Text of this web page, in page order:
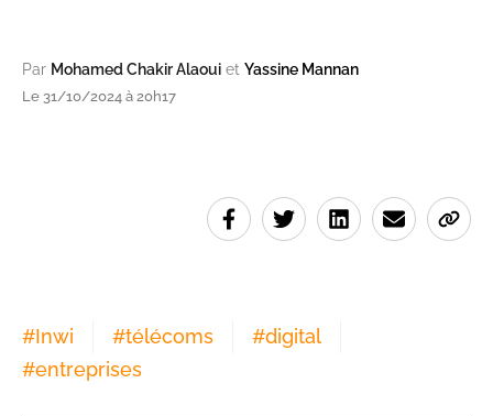
Par Mohamed Chakir Alaoui et Yassine Mannan
Le 31/10/2024 à 20h17
#Inwi #télécoms #digital
#entreprises